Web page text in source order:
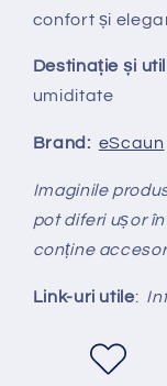
confort și
Destinație și
umiditate
Brand: eScaun
Imaginile
pot diferi ușor
conține
Link-uri utile: